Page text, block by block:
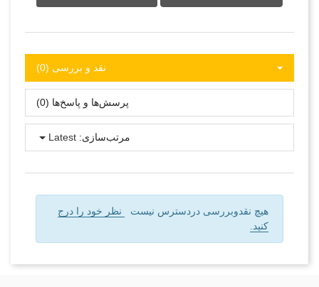
نقد و بررسی‌‌ (0)
پرسش‌ها و پاسخ‌ها (0)
مرتب‌سازی: Latest
هیچ نقدوبررسی دردسترس نیست
نظر خود را درج
کنید.